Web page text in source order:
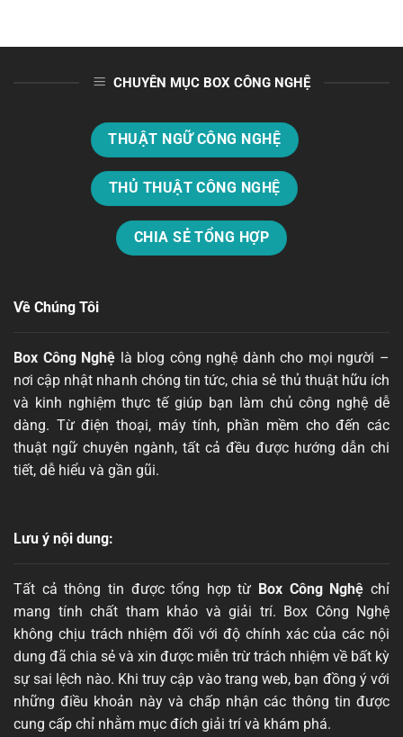
CHUYÊN MỤC BOX CÔNG NGHỆ
THUẬT NGỮ CÔNG NGHỆ
THỦ THUẬT CÔNG NGHỆ
CHIA SẺ TỔNG HỢP
Về Chúng Tôi
Box Công Nghệ là blog công nghệ dành cho mọi người –
nơi cập nhật nhanh chóng tin tức, chia sẻ thủ thuật hữu ích
và kinh nghiệm thực tế giúp bạn làm chủ công nghệ dễ
dàng. Từ điện thoại, máy tính, phần mềm cho đến các
thuật ngữ chuyên ngành, tất cả đều được hướng dẫn chi
tiết, dễ hiểu và gần gũi.
Lưu ý nội dung:
Tất cả thông tin được tổng hợp từ Box Công Nghệ chỉ
mang tính chất tham khảo và giải trí. Box Công Nghệ
không chịu trách nhiệm đối với độ chính xác của các nội
dung đã chia sẻ và xin được miễn trừ trách nhiệm về bất kỳ
sự sai lệch nào. Khi truy cập vào trang web, bạn đồng ý với
những điều khoản này và chấp nhận các thông tin được
cung cấp chỉ nhằm mục đích giải trí và khám phá.